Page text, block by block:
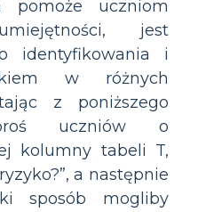
pomoże uczniom
jest
identyfikowania i
w różnych
z poniższego
uczniów o
kolumny tabeli T,
a następnie
sposób mogliby